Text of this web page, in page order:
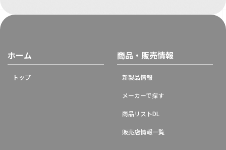
ホーム
トップ
商品・販売情報
新製品情報
メーカーで探す
商品リストDL
販売店情報一覧